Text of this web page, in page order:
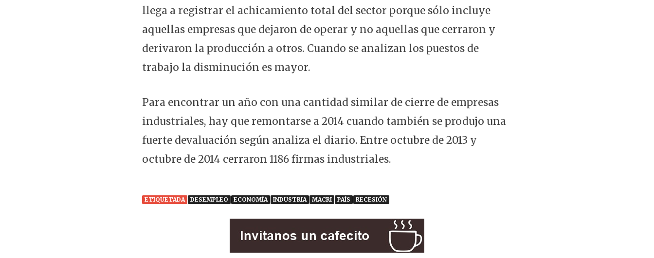
llega a registrar el achicamiento total del sector porque sólo incluye
aquellas empresas que dejaron de operar y no aquellas que cerraron y
derivaron la producción a otros. Cuando se analizan los puestos de
trabajo la disminución es mayor.
Para encontrar un año con una cantidad similar de cierre de empresas
industriales, hay que remontarse a 2014 cuando también se produjo una
fuerte devaluación según analiza el diario. Entre octubre de 2013 y
octubre de 2014 cerraron 1186 firmas industriales.
ETIQUETADA DESEMPLEO ECONOMÍA INDUSTRIA MACRI PAÍS RECESIÓN